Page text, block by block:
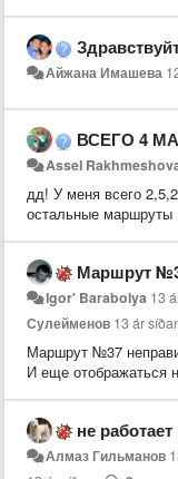
Здравствуйте, почему
Айжана Имашева
ВСЕГО 4
Assel
дд! У меня всего
остальные маршруты
Маршрут №37
Igor' Barabolya 13
Сулейменов 13 ár
​Маршрут №37
И еще отображаться
не работает
Алмаз Гильманов